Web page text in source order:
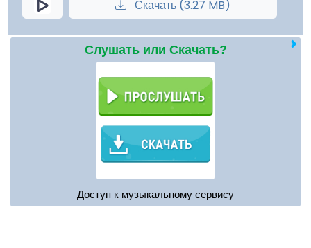
Скачать (3.27 MB)
Слушать или Скачать?
Доступ к музыкальному сервису